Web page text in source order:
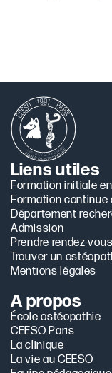
Liens utiles
Formation initiale
Formation continue
Département
Admission
Prendre rendez-vous
Trouver un
Mentions légales
A propos
École ostéopathie
CEESO Paris
La clinique
La vie au CEESO